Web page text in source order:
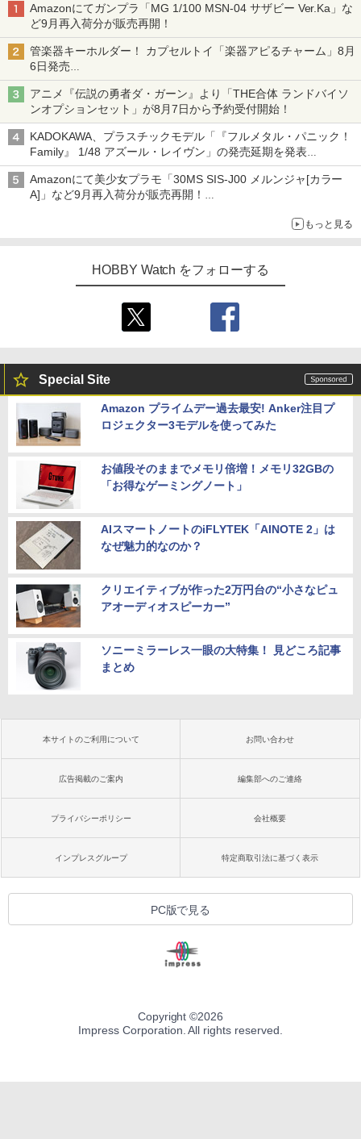
Amazonにてガンプラ「MG 1/100 MSN-04 サザビー Ver.Ka」な
ど9月再入荷分が販売再開！
管楽器キーホルダー！ カプセルトイ「楽器アピるチャーム」8月
6日発売
チューバ、テナサクなど5種各3色
アニメ『伝説の勇者ダ・ガーン』より「THE合体 ランドバイソ
ンオプションセット」が8月7日から予約受付開始！
KADOKAWA、プラスチックモデル「『フルメタル・パニック！
Family』 1/48 アズール・レイヴン」の発売延期を発表
8月から9月に延期
Amazonにて美少女プラモ「30MS SIS-J00 メルンジャ[カラー
A]」など9月再入荷分が販売再開！
もっと見る
HOBBY Watch をフォローする
Special Site
Amazon プライムデー過去最安! Anker注目プ
ロジェクター3モデルを使ってみた
お値段そのままでメモリ倍増！メモリ32GBの
「お得なゲーミングノート」
AIスマートノートのiFLYTEK「AINOTE 2」は
なぜ魅力的なのか？
クリエイティブが作った2万円台の“小さなピュ
アオーディオスピーカー”
ソニーミラーレス一眼の大特集！ 見どころ記事
まとめ
本サイトのご利用について お問い合わせ
広告掲載のご案内 編集部へのご連絡
プライバシーポリシー 会社概要
インプレスグループ 特定商取引法に基づく表示
PC版で見る
Copyright ©2026
Impress Corporation. All rights reserved.